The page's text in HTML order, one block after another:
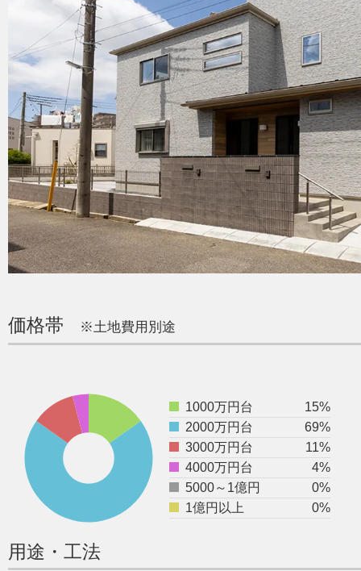
価格帯 ※土地費用別途
1000万円台
15%
2000万円台
69%
3000万円台
11%
4000万円台
4%
5000～1億円
0%
1億円以上
0%
用途・工法